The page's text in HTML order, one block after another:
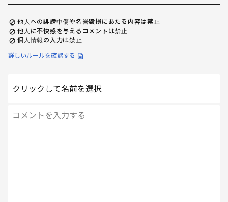
他人への誹謗中傷や名誉毀損にあたる内容は禁止
他人に不快感を与えるコメントは禁止
個人情報の入力は禁止
詳しいルールを確認する
クリックして名前を選択